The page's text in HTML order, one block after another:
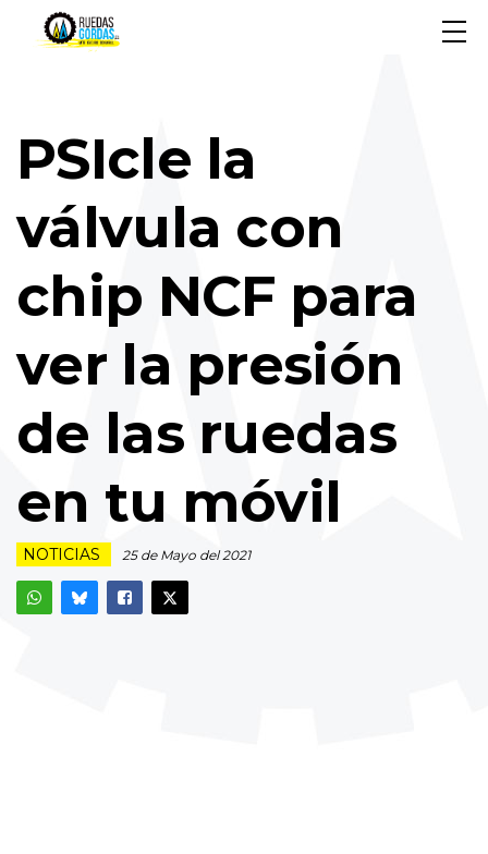
PSIcle la
válvula con
chip NCF para
ver la presión
de las ruedas
en tu móvil
NOTICIAS 25 de Mayo del 2021